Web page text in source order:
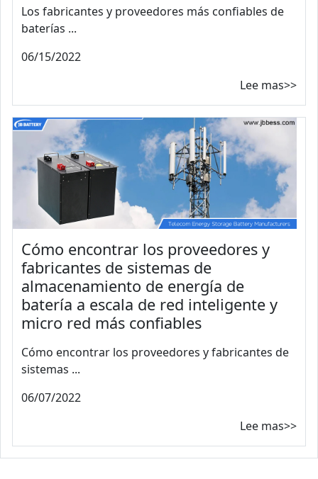
Los fabricantes y proveedores más confiables de
baterías ...
06/15/2022
Lee mas>>
Cómo encontrar los proveedores y
fabricantes de sistemas de
almacenamiento de energía de
batería a escala de red inteligente y
micro red más confiables
Cómo encontrar los proveedores y fabricantes de
sistemas ...
06/07/2022
Lee mas>>